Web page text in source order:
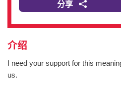
分享
介绍
I need your support for this
us.